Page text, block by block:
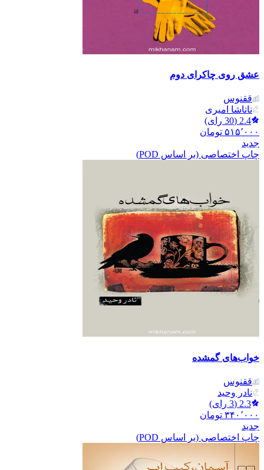
عشق روی چاکرای دوم
ققنوس
ناتاشا امیری
2.4
(
30 رای)
۵۱۵٬۰۰۰ تومان
جدید
چاپ اختصاصی (بر اساس POD)
خواب‌های گمشده
ققنوس
نادر وحید
2.3
(
3 رای)
۳۴۰٬۰۰۰ تومان
جدید
چاپ اختصاصی (بر اساس POD)